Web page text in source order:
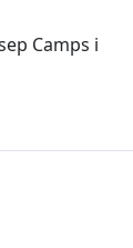
Camps i